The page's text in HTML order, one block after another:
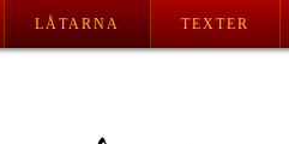
LÅTARNA TEXTER